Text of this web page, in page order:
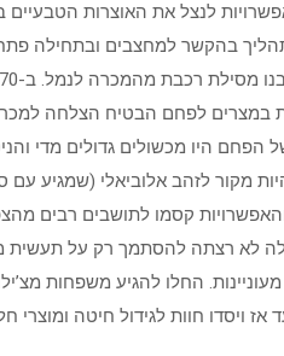
לחשוב שיש אפשרויות לנצל את האוצרות
בהקשר למחצבים ובתחילה
במצרים לפחם הבטיח הצלחה
הפחם היו מכשולים גדולים מדי
להיות מקור לזהב אלוביאלי
לא רצתה להסתמך רק על תעשית
החלו להגיע משפחות
ויסדו חוות לגידול חיטה ומוצרי